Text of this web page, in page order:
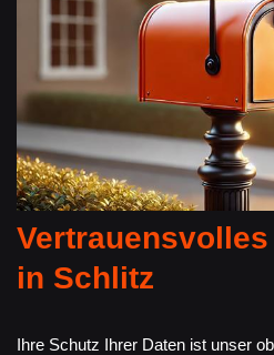
in Schlitz
Ihre Schutz Ihrer Daten ist unser